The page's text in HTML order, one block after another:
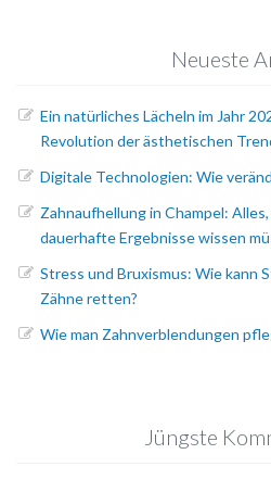
Neueste
Ein natürliches Lächeln im Jahr
Revolution der ästhetischen
Digitale Technologien: Wie
Zahnaufhellung in Champel:
dauerhafte Ergebnisse wissen
Stress und Bruxismus: Wie kann
Zähne retten?
Wie man Zahnverblendungen
Jüngste